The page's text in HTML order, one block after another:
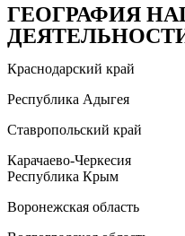
ГЕОГРАФИЯ
Краснодарский край
Республика Адыгея
Ставропольский край
Карачаево-Черкесия
Республика Крым
Воронежская область